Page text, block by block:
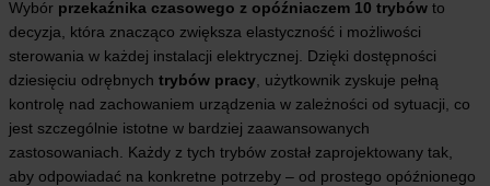
Wybór przekaźnika czasowego z opóźniaczem 10 trybów to
decyzja, która znacząco zwiększa elastyczność i możliwości
sterowania w każdej instalacji elektrycznej. Dzięki dostępności
dziesięciu odrębnych trybów pracy , użytkownik zyskuje pełną
kontrolę nad zachowaniem urządzenia w zależności od sytuacji, co
jest szczególnie istotne w bardziej zaawansowanych
zastosowaniach. Każdy z tych trybów został zaprojektowany tak,
aby odpowiadać na konkretne potrzeby – od prostego opóźnionego